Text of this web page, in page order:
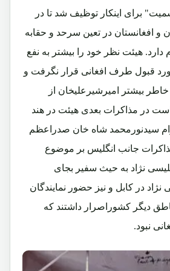
برای اینکار توظیف شد تا در
و افغانستان در تعین سرحد و حقابه
دارد. هیئت نظر خود را بیشتر به نفع
مورد قبول طرف افغانی قرار نگرفت و
بیشتر امیرشیرعلیخان از
در مذاکرات بعدی هیئت در هند
سیدنورمحمد شاه خان صدراعظم
جانب انگلیس بر موضوع
نژاد به حیث سفیر بجای
نژاد در کابل و نیز حضور نمایندگان
دیگر کشوراصرار داشتند که
نبود.